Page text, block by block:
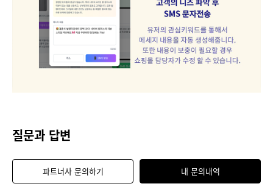
질문과 답변
파트너사 문의하기 내 문의내역